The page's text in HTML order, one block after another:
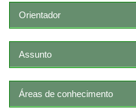
Orientador
Assunto
Áreas de conhecimento